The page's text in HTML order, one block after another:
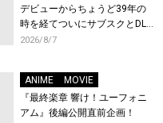
デビューからちょうど39年の
時を経てついにサブスクとDL
配信が解禁！
2026/8/7
ANIME
MOVIE
『最終楽章 響け！ユーフォニ
アム』後編公開直前企画！